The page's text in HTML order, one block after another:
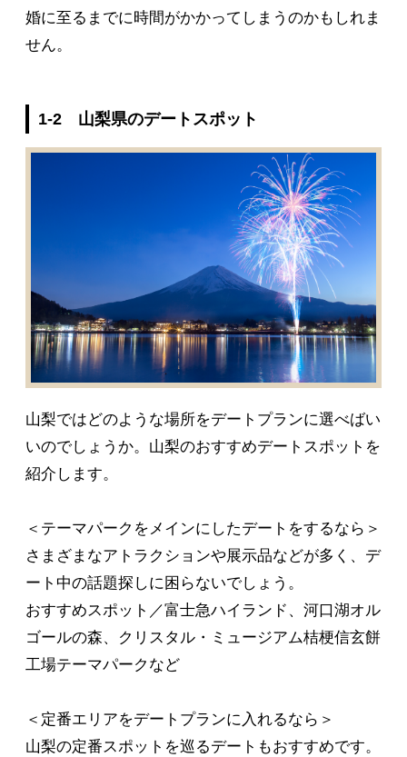
婚に至るまでに時間がかかってしまうのかもしれま
せん。
1-2 山梨県のデートスポット
山梨ではどのような場所をデートプランに選べばい
いのでしょうか。山梨のおすすめデートスポットを
紹介します。
＜テーマパークをメインにしたデートをするなら＞
さまざまなアトラクションや展示品などが多く、デ
ート中の話題探しに困らないでしょう。
おすすめスポット／富士急ハイランド、河口湖オル
ゴールの森、クリスタル・ミュージアム桔梗信玄餅
工場テーマパークなど
＜定番エリアをデートプランに入れるなら＞
山梨の定番スポットを巡るデートもおすすめです。